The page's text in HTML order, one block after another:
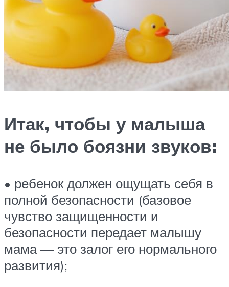
Итак, чтобы у малыша
не было боязни звуков:
• ребенок должен ощущать себя в
полной безопасности (базовое
чувство защищенности и
безопасности передает малышу
мама — это залог его нормального
развития);